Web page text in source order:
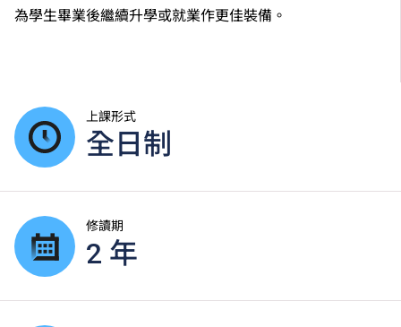
為學生畢業後繼續升學或就業作更佳裝備。
上課形式
全日制
修讀期
2 年